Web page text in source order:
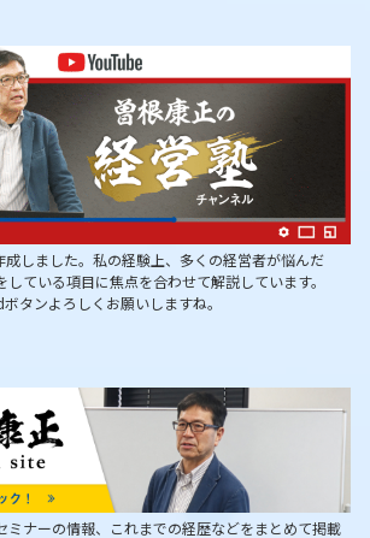
しました。私の経験上、多くの経営者が悩んだ
している項目に焦点を合わせて解説しています。
タンよろしくお願いしますね。
ミナーの情報、これまでの経歴などをまとめて掲載